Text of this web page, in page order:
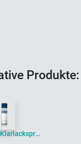
Produkte:
Final Clear Klarlackspray, 450ml